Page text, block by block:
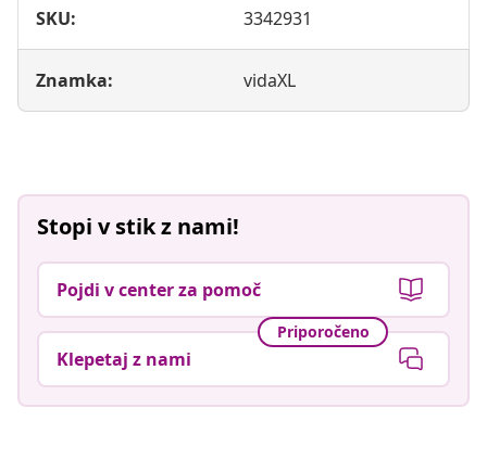
SKU: 3342931
Znamka: vidaXL
Stopi v stik z nami!
Pojdi v center za pomoč
Priporočeno
Klepetaj z nami